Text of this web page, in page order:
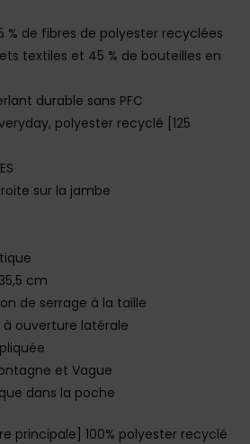
% de fibres de polyester recyclées
textiles et 45 % de bouteilles en
durable sans PFC
polyester recyclé [125
sur la jambe
35,5 cm
de serrage à la taille
à ouverture latérale
et Vague
dans la poche
principale] 100% polyester recyclé